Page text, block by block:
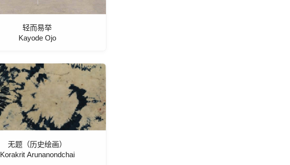
轻而易举
Kayode Ojo
无题（历史绘画）
Korakrit Arunanondchai